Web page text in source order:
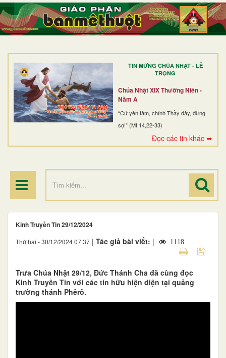
TIN MỪNG CHÚA NHẬT - LỄ
TRỌNG
Chúa Nhật XIX Thường Niên -
Năm A
“Cứ yên tâm, chính Thầy đây, đừng
sợ!” (Mt 14,22-33)
Đọc các tin khác ➥
TRANG NHẤT
GIỚI THIỆU
DÒNG TU
BAN MỤC VỤ
ĐOÀN THỂ CG
ĐIỂM HÀNH HƯƠNG
Kinh Truyền Tin 29/12/2024
Thứ hai - 30/12/2024 07:37 | Tác giả bài viết: | 1118
Trưa Chúa Nhật 29/12, Đức Thánh Cha đã cùng đọc
Kinh Truyền Tin với các tín hữu hiện diện tại quảng
trường thánh Phêrô.